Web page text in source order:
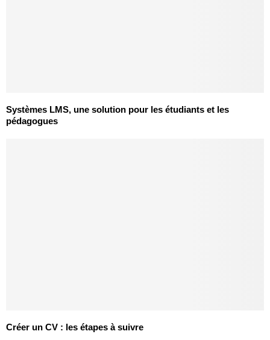
Systèmes LMS, une solution pour les étudiants et les
pédagogues
Créer un CV : les étapes à suivre